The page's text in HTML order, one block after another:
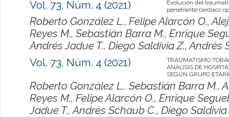
Vol. 73, Núm. 4 (2021)
Evolución del
penetrante cardíaco
Roberto González L., Felipe Alarcón O.,
Reyes M., Sebastián Barra M., Enrique
Andrés Jadue T., Diego Saldivia Z., Andrés
Vol. 73, Núm. 4 (2021)
TRAUMATISMO
ANÁLISIS DE
SEGÚN GRUPO
Roberto González L., Sebastián Barra M.,
Reyes M., Felipe Alarcón O., Enrique
Jadue T., Andrés Schaub C., Diego